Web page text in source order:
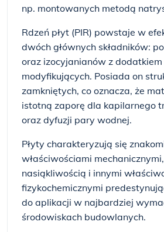
np. montowanych metodą
Rdzeń płyt (PIR) powstaje w
dwóch głównych składników:
oraz izocyjanianów z
modyfikujących. Posiada on
zamkniętych, co oznacza, że
istotną zaporę dla kapilarnego
oraz dyfuzji pary wodnej.
Płyty charakteryzują się
właściwościami
nasiąkliwością i innymi
fizykochemicznymi
do aplikacji w najbardziej
środowiskach budowlanych.